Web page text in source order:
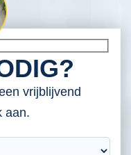
vrijblijvend
aan.